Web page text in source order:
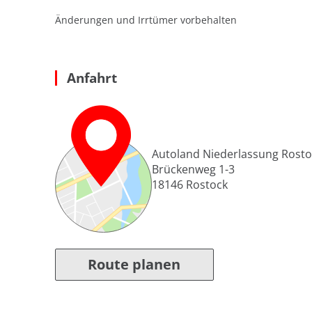
Änderungen und Irrtümer vorbehalten
Anfahrt
Autoland Niederlassung
Brückenweg 1-3
18146 Rostock
Route planen